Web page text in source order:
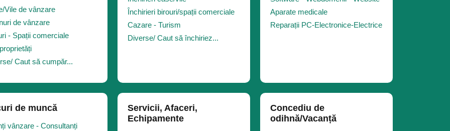
Vile de vânzare
de vânzare
- Spații comerciale
Caut să cumpăr...
Închirieri birouri/spații comerciale
Cazare - Turism
Diverse/ Caut să închiriez...
Aparate medicale
Reparații PC-Electronice-Electrice
de muncă
vânzare - Consultanți
Servicii, Afaceri,
Echipamente
Concediu de
odihnă/Vacanță